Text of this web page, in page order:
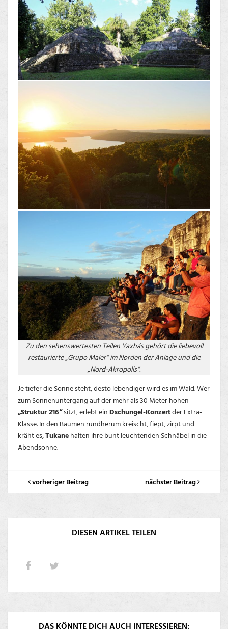
Zu den sehenswertesten Teilen Yaxhás gehört die liebevoll
restaurierte „Grupo Maler“ im Norden der Anlage und die
„Nord-Akropolis“.
Je tiefer die Sonne steht, desto lebendiger wird es im Wald. Wer
zum Sonnenuntergang auf der mehr als 30 Meter hohen
„Struktur 216“sitzt, erlebt ein Dschungel-Konzertder Extra-
Klasse. In den Bäumen rundherum kreischt, fiept, zirpt und
kräht es,Tukanehalten ihre bunt leuchtenden Schnäbel in die
Abendsonne.
vorheriger Beitrag nächster Beitrag
DIESEN ARTIKEL TEILEN
DAS KÖNNTE DICH AUCH INTERESSIEREN: